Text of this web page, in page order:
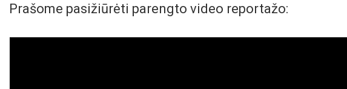
Prašome pasižiūrėti parengto video reportažo: